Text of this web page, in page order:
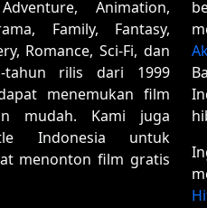
Animation,
Family, Fantasy,
Romance, Sci-Fi, dan
tahun rilis dari 1999
menemukan film
mudah. Kami juga
Indonesia untuk
menonton film gratis